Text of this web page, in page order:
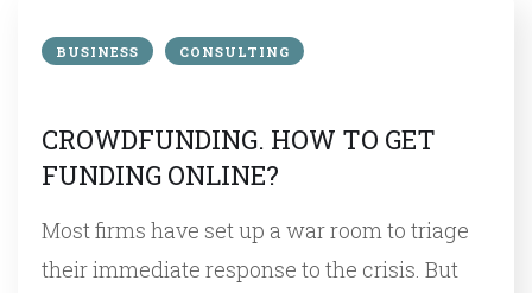
BUSINESS CONSULTING
CROWDFUNDING. HOW TO GET
FUNDING ONLINE?
Most firms have set up a war room to triage
their immediate response to the crisis. But